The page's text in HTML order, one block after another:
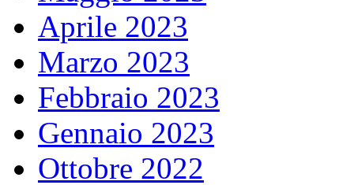
Aprile 2023
Marzo 2023
Febbraio 2023
Gennaio 2023
Ottobre 2022